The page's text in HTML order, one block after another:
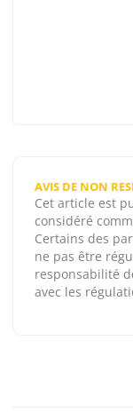
AVIS DE NON
Cet article est
considéré
Certains des
ne pas être
responsabilité
avec les